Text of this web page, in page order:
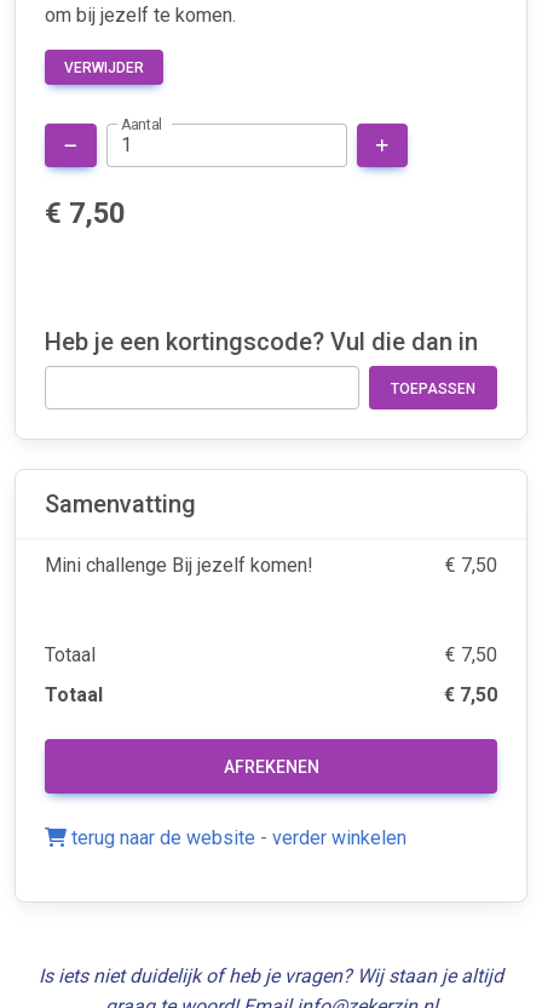
om bij jezelf te komen.
VERWIJDER
Aantal
€ 7,50
Heb je een kortingscode? Vul die dan in
TOEPASSEN
Samenvatting
Mini challenge Bij jezelf komen! € 7,50
Totaal
€ 7,50
Totaal
€ 7,50
AFREKENEN
terug naar de website - verder winkelen
Is iets niet duidelijk of heb je vragen? Wij staan je altijd